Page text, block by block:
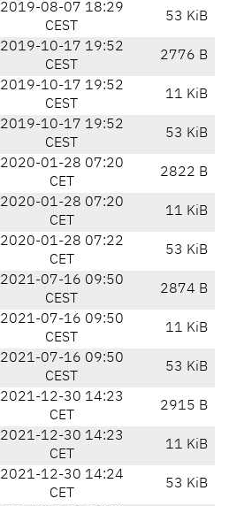
2019-08-07 18:29
CEST
53 KiB
2019-10-17 19:52
CEST
2776 B
2019-10-17 19:52
CEST
11 KiB
2019-10-17 19:52
CEST
53 KiB
2020-01-28 07:20
CET
2822 B
2020-01-28 07:20
CET
11 KiB
2020-01-28 07:22
CET
53 KiB
2021-07-16 09:50
CEST
2874 B
2021-07-16 09:50
CEST
11 KiB
2021-07-16 09:50
CEST
53 KiB
2021-12-30 14:23
CET
2915 B
2021-12-30 14:23
CET
11 KiB
2021-12-30 14:24
CET
53 KiB